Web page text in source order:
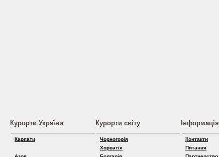
Курорти України
Карпати
Курорти світу
Чорногорія
Хорватія
Інформація
Контакти
Питання